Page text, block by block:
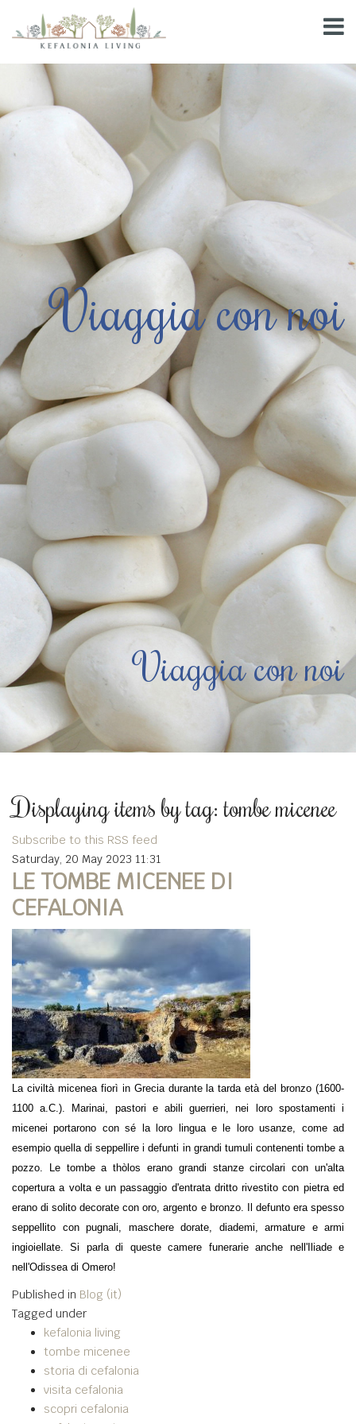
Viaggia con noi
Viaggia con noi
Displaying items by tag: tombe micenee
Subscribe to this RSS feed
Saturday, 20 May 2023 11:31
LE TOMBE MICENEE DI
CEFALONIA
La civiltà micenea fiorì in Greciadurante la tardaetà del bronzo (1600-
1100 a.C.). Marinai, pastori e abili guerrieri, nei loro spostamenti i
micenei portarono con sé la loro lingua e le loro usanze, come ad
esempio quella di seppellire i defunti in grandi tumuli contenenti tombe a
pozzo. Le tombe athòlos erano grandi stanze circolari con un'alta
copertura a volta e un passaggio d'entrata dritto rivestito con pietra ed
erano di solito decorate con oro, argento e bronzo. Il defunto era spesso
seppellito con pugnali, maschere dorate, diademi, armature e armi
ingioiellate. Si parla di queste camere funerarie anche nell'Iliade e
nell'Odissea di Omero!
Published in Blog (it)
Tagged under
kefalonia living
tombe micenee
storia di cefalonia
visita cefalonia
scopri cefalonia